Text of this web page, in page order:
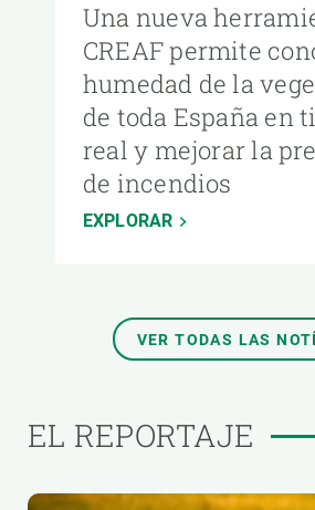
Una nueva
CREAF permite
humedad de la
de toda España en
real y mejorar la
de incendios
EXPLORAR
VER TODAS LAS
EL REPORTAJE